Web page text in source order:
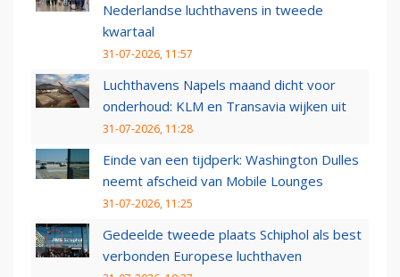
Nederlandse luchthavens in tweede
kwartaal
31-07-2026, 11:57
Luchthavens Napels maand dicht voor
onderhoud: KLM en Transavia wijken uit
31-07-2026, 11:28
Einde van een tijdperk: Washington Dulles
neemt afscheid van Mobile Lounges
31-07-2026, 11:25
Gedeelde tweede plaats Schiphol als best
verbonden Europese luchthaven